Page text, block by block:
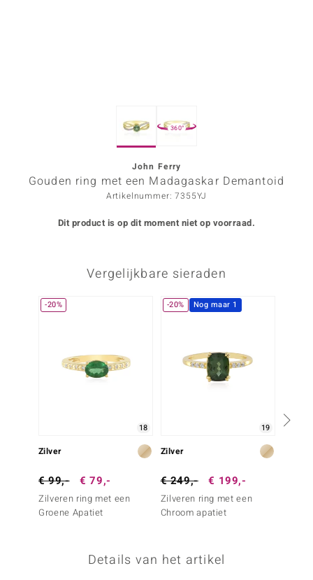
Collection
360°
John Ferry
Gouden ring met een Madagaskar Demantoid
Artikelnummer: 7355YJ
Dit product is op dit moment niet op voorraad.
Vergelijkbare sieraden
-20%
18
Zilver
€ 99,- € 79,-
Zilveren ring met een
Groene Apatiet
-20% Nog maar 1
19
Zilver
€ 249,- € 199,-
Zilveren ring met een
Chroom apatiet
Details van het artikel